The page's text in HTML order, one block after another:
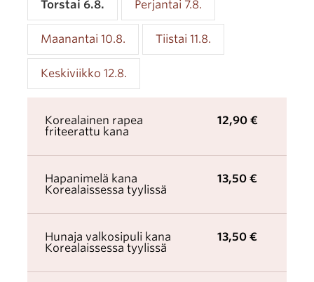
Torstai 6.8. Perjantai 7.8.
Maanantai 10.8. Tiistai 11.8.
Keskiviikko 12.8.
Korealainen rapea
friteerattu kana
12,90 €
Hapanimelä kana
Korealaissessa tyylissä
13,50 €
Hunaja valkosipuli kana
Korealaissessa tyylissä
13,50 €